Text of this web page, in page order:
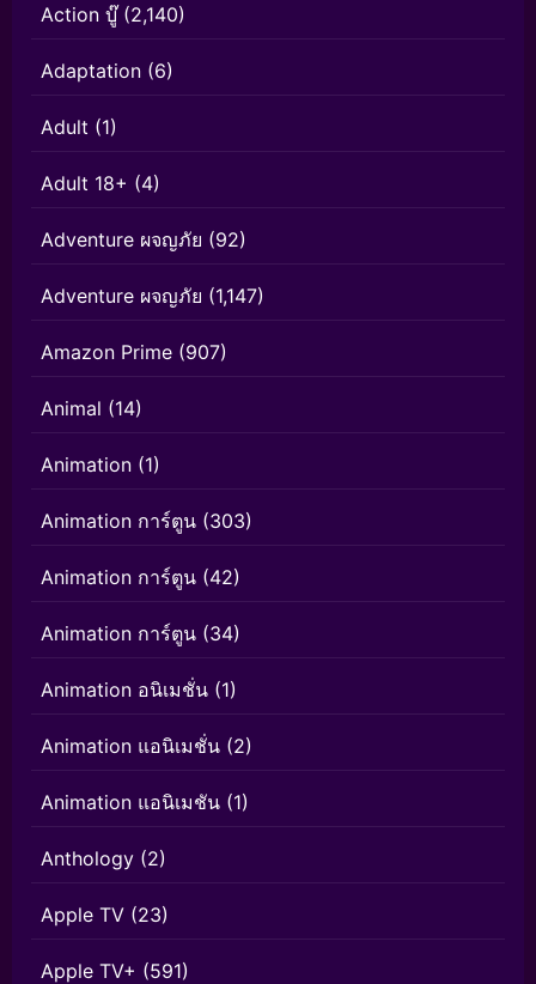
Action บู๊(2,140)
Adaptation (6)
Adult (1)
Adult 18+ (4)
Adventure ผจญภัย (92)
Adventure ผจญภัย (1,147)
Amazon Prime (907)
Animal (14)
Animation (1)
Animation การ์ตูน (303)
Animation การ์ตูน (42)
Animation การ์ตูน (34)
Animation อนิเมชั่น (1)
Animation แอนิเมชั่น (2)
Animation แอนิเมชัน (1)
Anthology (2)
Apple TV (23)
Apple TV+ (591)